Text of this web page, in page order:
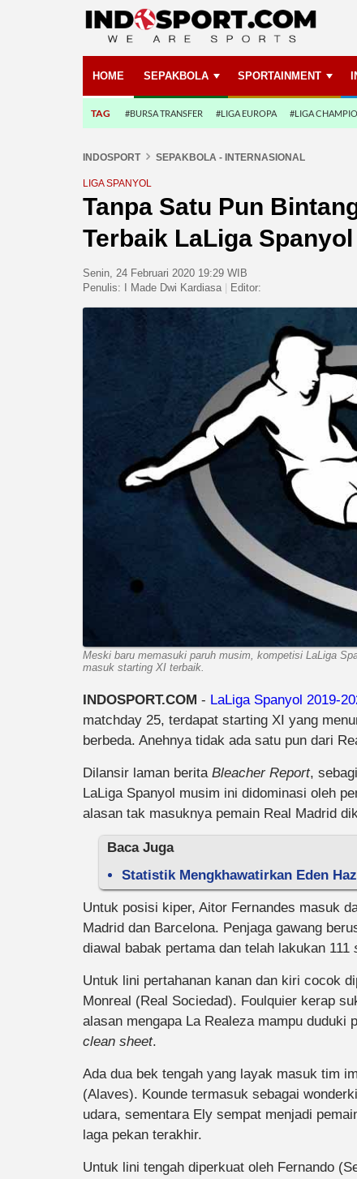
HOME SEPAKBOLA SPORTAINMENT
TAG #BURSA TRANSFER #LIGA EUROPA #LIGA
INDOSPORT SEPAKBOLA - INTERNASIONAL
LIGA SPANYOL
Tanpa Satu Pun
Terbaik LaLiga Spanyol
Senin, 24 Februari 2020 19:29 WIB
Penulis:
I Made Dwi Kardiasa Editor:
Meski baru memasuki paruh musim, kompetisi LaLiga
masuk starting XI terbaik.
INDOSPORT.COM - LaLiga Spanyol 2019-
matchday 25, terdapat starting XI yang
berbeda. Anehnya tidak ada satu pun dari
Dilansir laman berita Bleacher Report,
LaLiga Spanyol musim ini didominasi oleh
alasan tak masuknya pemain Real Madrid
Baca Juga
Statistik Mengkhawatirkan Eden
Untuk posisi kiper, Aitor Fernandes masuk
Madrid dan Barcelona. Penjaga gawang
diawal babak pertama dan telah lakukan 111
Untuk lini pertahanan kanan dan kiri cocok
Monreal (Real Sociedad). Foulquier kerap
alasan mengapa La Realeza mampu duduki
clean sheet.
Ada dua bek tengah yang layak masuk tim
(Alaves). Kounde termasuk sebagai
udara, sementara Ely sempat menjadi
laga pekan terakhir.
Untuk lini tengah diperkuat oleh Fernando